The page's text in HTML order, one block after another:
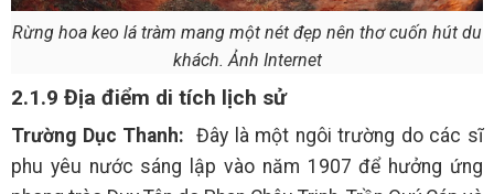
Rừng hoa keo lá tràm mang một nét đẹp nên thơ cuốn hút du
khách. Ảnh Internet
2.1.9 Địa điểm di tích lịch sử
Trường Dục Thanh: Đây là một ngôi trường do các sĩ
phu yêu nước sáng lập vào năm 1907 để hưởng ứng